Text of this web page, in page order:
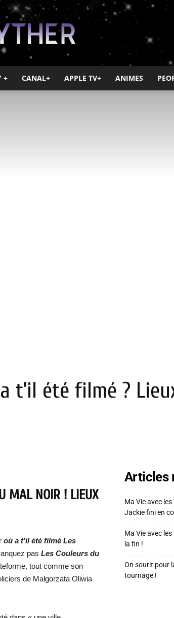
Ayther
+ CANAL+ APPLE TV+ ANIMES
t’il été filmé ?
MAL NOIR ! LIEUX
où a t’il été filmé Les
pas Les Couleurs du
tout comme son
de Małgorzata Oliwia
Articles
Ma Vie avec
Jackie fini en
Ma Vie avec
la fin !
On sourit pour
tournage !